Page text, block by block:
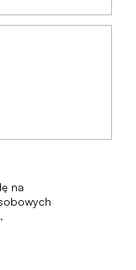
na